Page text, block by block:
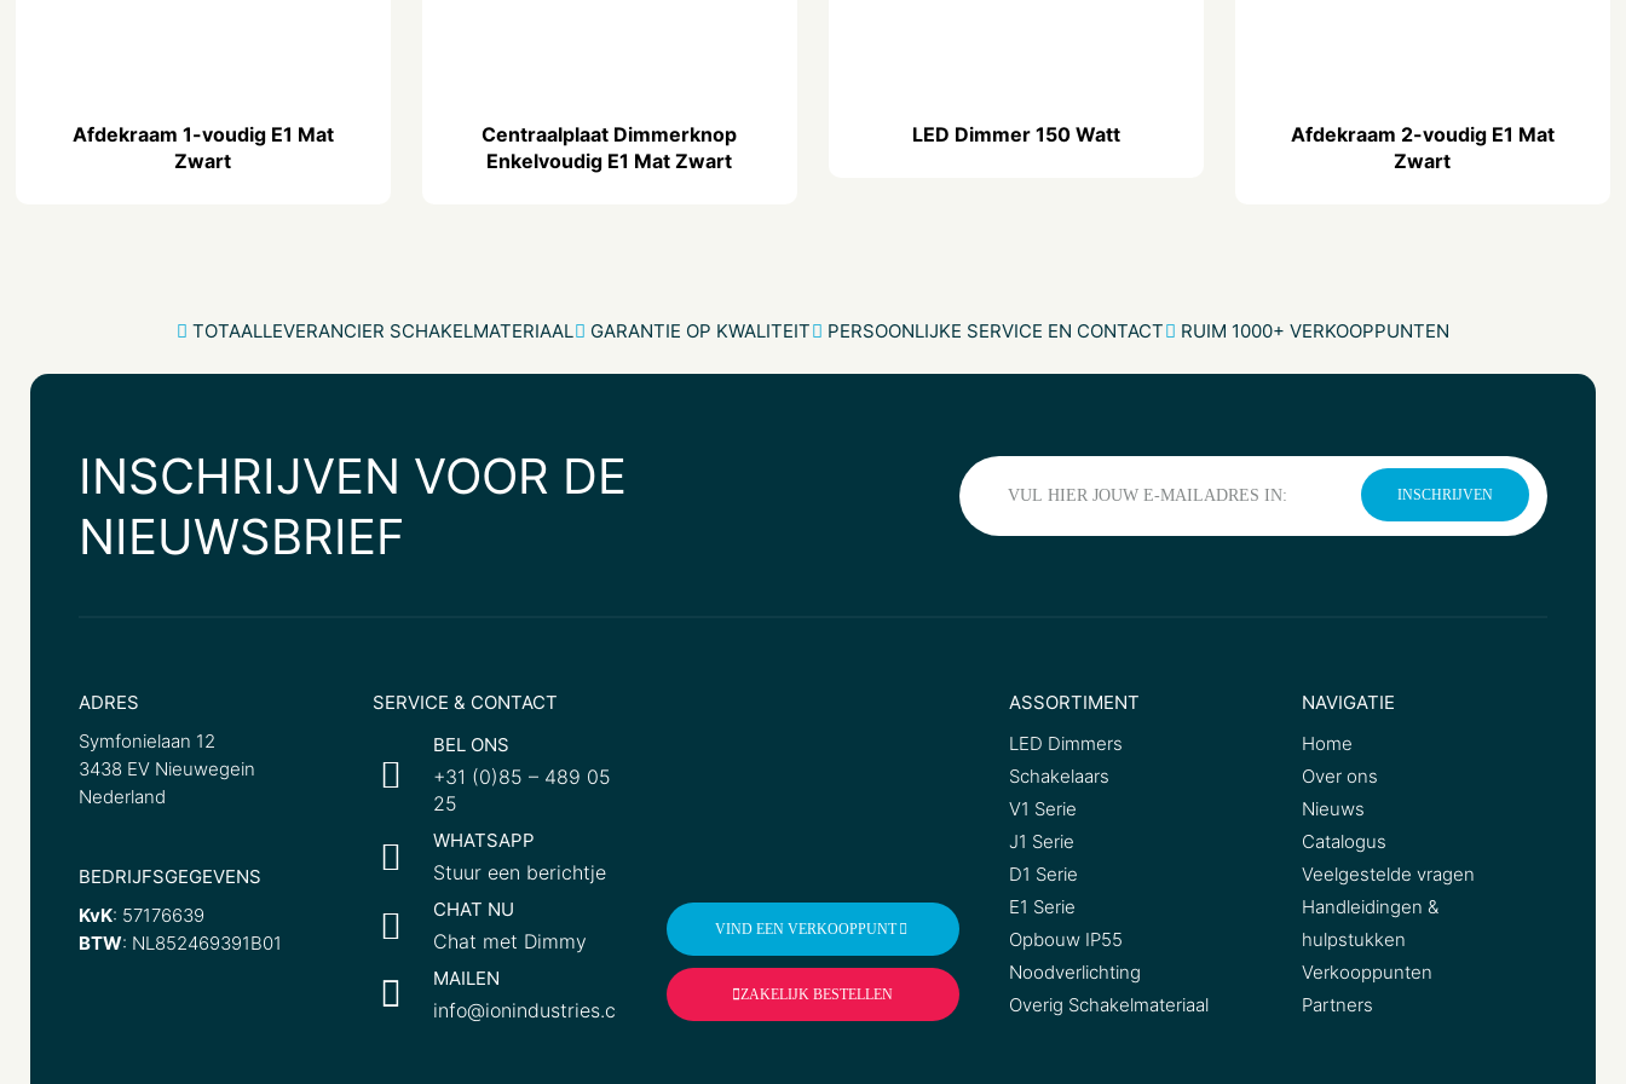
Afdekraam 1-voudig E1 Mat
Zwart
Centraalplaat Dimmerknop
Enkelvoudig E1 Mat Zwart
LED Dimmer 150 Watt
Afdekraam 2-voudig E1 Mat
Zwart
TOTAALLEVERANCIER SCHAKELMATERIAAL GARANTIE OP KWALITEIT PERSOONLIJKE SERVICE EN CONTACT RUIM 1000+ VERKOOPPUNTEN
INSCHRIJVEN VOOR DE
NIEUWSBRIEF
INSCHRIJVEN
ADRES
Symfonielaan 12
3438 EV Nieuwegein
Nederland
BEDRIJFSGEGEVENS
KvK: 57176639
BTW: NL852469391B01
SERVICE & CONTACT
BEL ONS
+31 (0)85 – 489 05
25
WHATSAPP
Stuur een berichtje
CHAT NU
Chat met Dimmy
MAILEN
info@ionindustries.com
VIND EEN VERKOOPPUNT
ZAKELIJK BESTELLEN
ASSORTIMENT
LED Dimmers
Schakelaars
V1 Serie
J1 Serie
D1 Serie
E1 Serie
Opbouw IP55
Noodverlichting
Overig Schakelmateriaal
NAVIGATIE
Home
Over ons
Nieuws
Catalogus
Veelgestelde vragen
Handleidingen &
hulpstukken
Verkooppunten
Partners